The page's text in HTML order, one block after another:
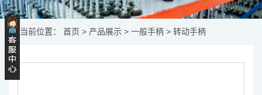
当前位置： 首页 > 产品展示 > 一般手柄 > 转动手柄